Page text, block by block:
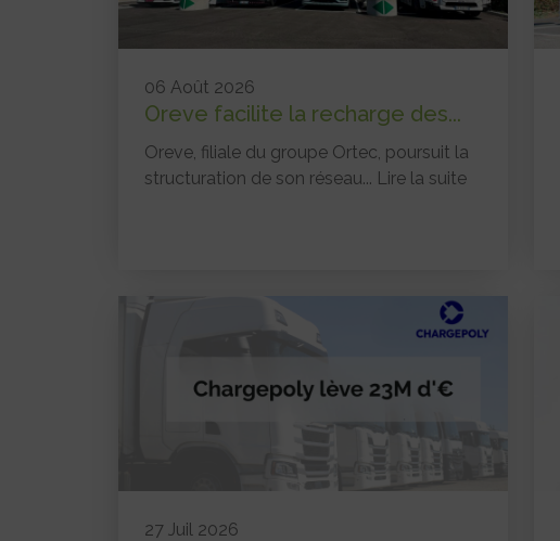
06 Août 2026
Oreve facilite la recharge des...
Oreve, filiale du groupe Ortec, poursuit la
structuration de son réseau... Lire la suite
27 Juil 2026